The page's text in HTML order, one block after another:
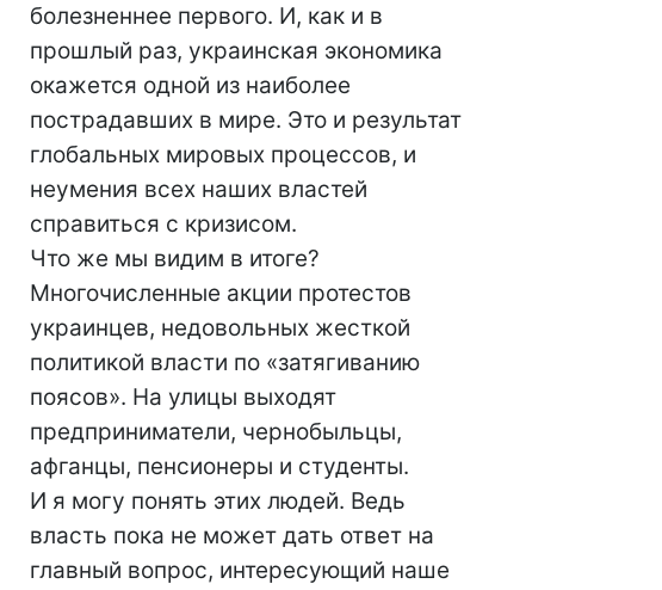
болезненнее первого. И, как и в
прошлый раз, украинская экономика
окажется одной из наиболее
пострадавших в мире. Это и результат
глобальных мировых процессов, и
неумения всех наших властей
справиться с кризисом.
Что же мы видим в итоге?
Многочисленные акции протестов
украинцев, недовольных жесткой
политикой власти по «затягиванию
поясов». На улицы выходят
предприниматели, чернобыльцы,
афганцы, пенсионеры и студенты.
И я могу понять этих людей. Ведь
власть пока не может дать ответ на
главный вопрос, интересующий наше